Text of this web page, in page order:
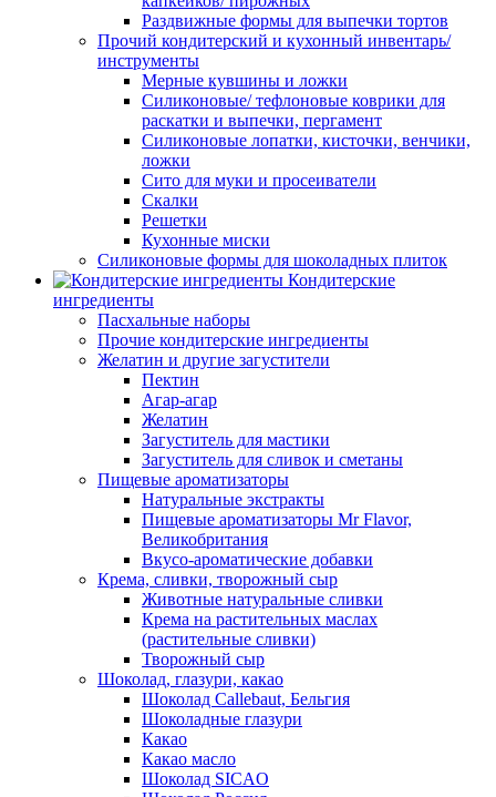
Раздвижные формы для выпечки тортов
Прочий кондитерский и кухонный инвентарь/
инструменты
Мерные кувшины и ложки
Силиконовые/ тефлоновые коврики для
раскатки и выпечки, пергамент
Силиконовые лопатки, кисточки, венчики,
ложки
Сито для муки и просеиватели
Скалки
Решетки
Кухонные миски
Силиконовые формы для шоколадных плиток
Кондитерские
ингредиенты
Пасхальные наборы
Прочие кондитерские ингредиенты
Желатин и другие загустители
Пектин
Агар-агар
Желатин
Загуститель для мастики
Загуститель для сливок и сметаны
Пищевые ароматизаторы
Натуральные экстракты
Пищевые ароматизаторы Mr Flavor,
Великобритания
Вкусо-ароматические добавки
Крема, сливки, творожный сыр
Животные натуральные сливки
Крема на растительных маслах
(растительные сливки)
Творожный сыр
Шоколад, глазури, какао
Шоколад Callebaut, Бельгия
Шоколадные глазури
Какао
Какао масло
Шоколад SICAO